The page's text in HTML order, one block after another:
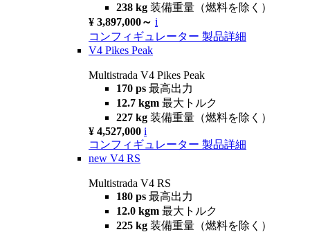
238 kg 装備重量（燃料を除く）
¥ 3,897,000～ i
コンフィギュレーター 製品詳細
V4 Pikes Peak
Multistrada V4 Pikes Peak
170 ps 最高出力
12.7 kgm 最大トルク
227 kg 装備重量（燃料を除く）
¥ 4,527,000 i
コンフィギュレーター 製品詳細
new V4 RS
Multistrada V4 RS
180 ps 最高出力
12.0 kgm 最大トルク
225 kg 装備重量（燃料を除く）